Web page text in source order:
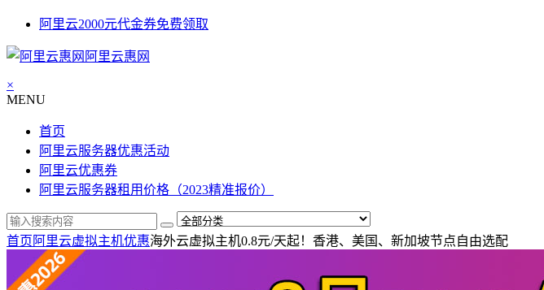
阿里云2000元代金券免费领取
阿里云惠网
×
MENU
首页
阿里云服务器优惠活动
阿里云优惠券
阿里云服务器租用价格（2023精准报价）
首页 阿里云虚拟主机优惠海外云虚拟主机0.8元/天起！香港、美国、新加坡节点自由选配